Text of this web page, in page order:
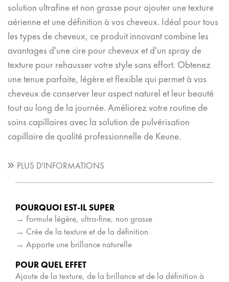
solution ultrafine et non grasse pour ajouter une texture
aérienne et une définition à vos cheveux. Idéal pour tous
les types de cheveux, ce produit innovant combine les
avantages d'une cire pour cheveux et d'un spray de
texture pour rehausser votre style sans effort. Obtenez
une tenue parfaite, légère et flexible qui permet à vos
cheveux de conserver leur aspect naturel et leur beauté
tout au long de la journée. Améliorez votre routine de
soins capillaires avec la solution de pulvérisation
capillaire de qualité professionnelle de Keune.
PLUS D'INFORMATIONS
POURQUOI EST-IL SUPER
→ Formule légère, ultra-fine, non grasse
→ Crée de la texture et de la définition
→ Apporte une brillance naturelle
POUR QUEL EFFET
Ajoute de la texture, de la brillance et de la définition à